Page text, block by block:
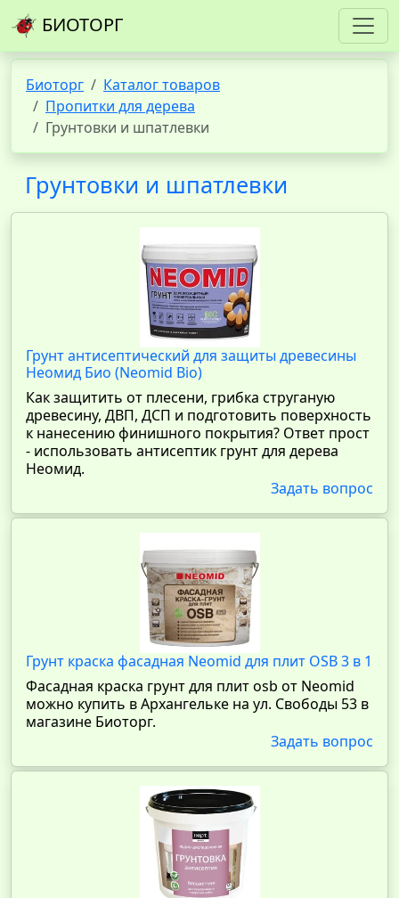
БИОТОРГ
Биоторг
Каталог товаров
Пропитки для дерева
Грунтовки и шпатлевки
Грунтовки и шпатлевки
Грунт антисептический для защиты древесины
Неомид Био (Neomid Bio)
Как защитить от плесени, грибка струганую
древесину, ДВП, ДСП и подготовить поверхность
к нанесению финишного покрытия? Ответ прост
- использовать антисептик грунт для дерева
Неомид.
Задать вопрос
Грунт краска фасадная Neomid для плит OSB 3 в 1
Фасадная краска грунт для плит osb от Neomid
можно купить в Архангельке на ул. Свободы 53 в
магазине Биоторг.
Задать вопрос